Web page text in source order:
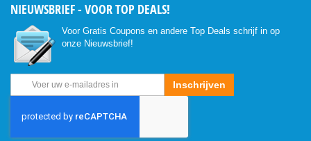
NIEUWSBRIEF - VOOR TOP DEALS!
Voor Gratis Coupons en andere Top Deals schrijf in op
onze Nieuwsbrief!
Abonneer
onze
Inschrijven